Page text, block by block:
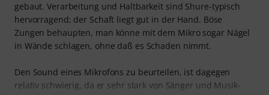
gebaut. Verarbeitung und Haltbarkeit sind Shure-typisch
hervorragend; der Schaft liegt gut in der Hand. Böse
Zungen behaupten, man könne mit dem Mikro sogar Nägel
in Wände schlagen, ohne daß es Schaden nimmt.
Den Sound eines Mikrofons zu beurteilen, ist dagegen
relativ schwierig, da er sehr stark von Sänger und Musik-